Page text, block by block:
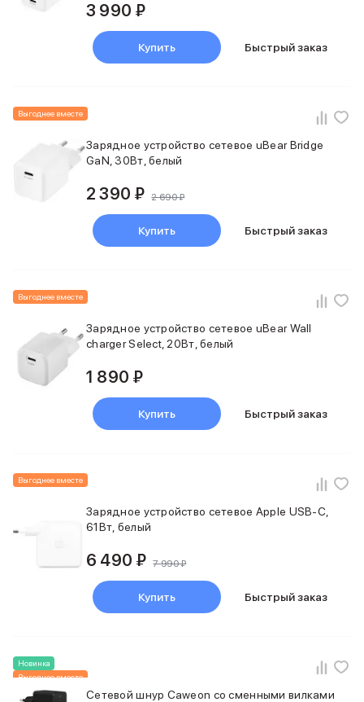
3 990 ₽
Купить Быстрый заказ
Выгоднее вместе
Зарядное устройство сетевое uBear Bridge
GaN, 30Вт, белый
2 390 ₽ 2 690 ₽
Купить Быстрый заказ
Выгоднее вместе
Зарядное устройство сетевое uBear Wall
charger Select, 20Вт, белый
1 890 ₽
Купить Быстрый заказ
Выгоднее вместе
Зарядное устройство сетевое Apple USB-C,
61Вт, белый
6 490 ₽ 7 990 ₽
Купить Быстрый заказ
Новинка
Выгоднее вместе
Сетевой шнур Caweon со сменными вилками